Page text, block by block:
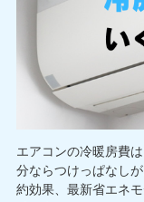
エアコンの冷暖房費
分ならつけっぱなし
約効果、最新省エネ